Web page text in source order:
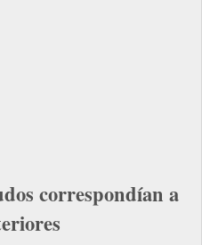
correspondían a